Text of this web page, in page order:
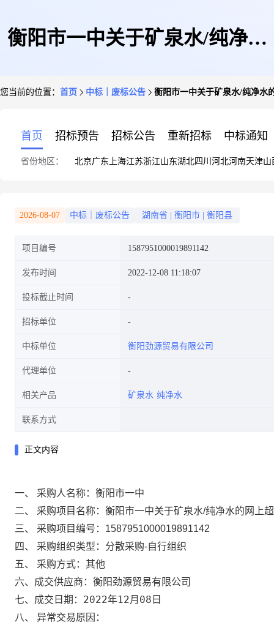
衡阳市一中关于矿泉水/纯净水
您当前的位置： 首页 中标｜废标公告 衡阳市一中关于矿泉水/纯净水
首页 招标预告 招标公告 重新招标 中标通知
省份地区： 北京广东 上海江苏浙江山东湖北四川 河北河南天津山
2026-08-07 中标｜废标公告 湖南省 衡阳市 衡阳县
项目编号 1587951000019891142
发布时间 2022-12-08 11:18:07
投标截止时间
招标单位
中标单位 衡阳劲源贸易有限公司
代理单位
相关产品 矿泉水 纯净水
联系方式
正文内容
一、 采购人名称： 衡阳市一中
二、 采购项目名称： 衡阳市一中关于矿泉水/纯净水的网上
三、 采购项目编号： 1587951000019891142
四、 采购组织类型： 分散采购-自行组织
五、 采购方式： 其他
六、成交供应商： 衡阳劲源贸易有限公司
七、成交日期： 2022年12月08日
八、 异常交易原因：